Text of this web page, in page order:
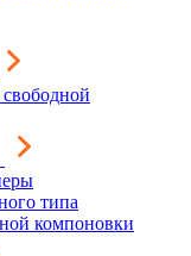
типа
компоновки